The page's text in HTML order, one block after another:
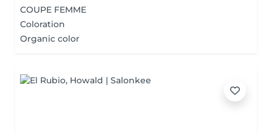
COUPE FEMME
Coloration
Organic color